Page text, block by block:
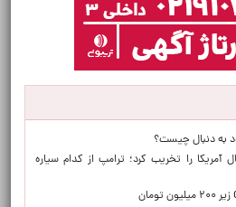
به دنبال چیست؟
را تخریب کرد؛ ترامپ از کدام سیاره